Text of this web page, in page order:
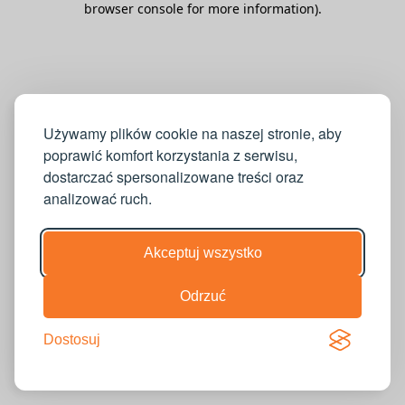
Używamy plików cookie na naszej stronie, aby
poprawić komfort korzystania z serwisu,
dostarczać spersonalizowane treści oraz
analizować ruch.
Akceptuj wszystko
Odrzuć
Dostosuj
browser console for more information).